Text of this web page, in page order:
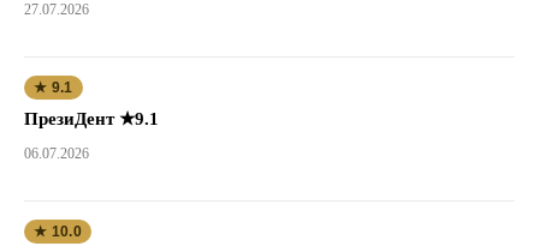
27.07.2026
★ 9.1
ПрезиДент ★9.1
06.07.2026
★ 10.0